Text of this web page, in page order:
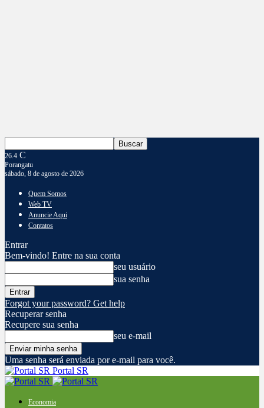
26.4 C
Porangatu
sábado, 8 de agosto de 2026
Quem Somos
Web TV
Anuncie Aqui
Contatos
Entrar
Bem-vindo! Entre na sua conta
seu usuário
sua senha
Forgot your password? Get help
Recuperar senha
Recupere sua senha
seu e-mail
Uma senha será enviada por e-mail para você.
Portal SR
Economia